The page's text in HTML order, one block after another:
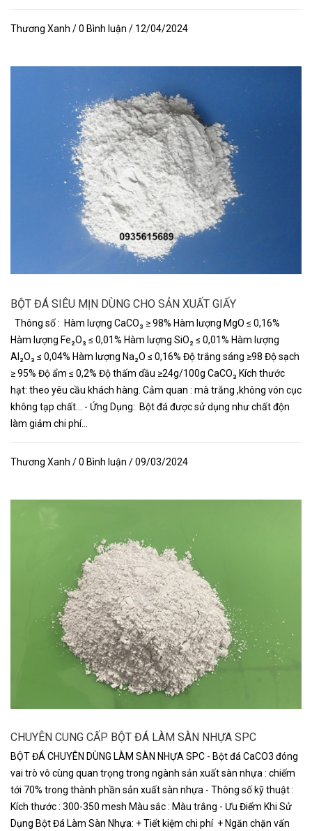
Thương Xanh / 0 Bình luận / 12/04/2024
BỘT ĐÁ SIÊU MỊN DÙNG CHO SẢN XUẤT GIẤY
Thông số : Hàm lượng CaCO₃ ≥ 98% Hàm lượng MgO ≤ 0,16%
Hàm lượng Fe₂O₃ ≤ 0,01% Hàm lượng SiO₂ ≤ 0,01% Hàm lượng
Al₂O₃ ≤ 0,04% Hàm lượng Na₂O ≤ 0,16% Độ trắng sáng ≥98 Độ sạch
≥ 95% Độ ẩm ≤ 0,2% Độ thấm dầu ≥24g/100g CaCO₃ Kích thước
hạt: theo yêu cầu khách hàng. Cảm quan : mà trắng ,không vón cục
không tạp chất... - Ứng Dụng: Bột đá được sử dụng như chất độn
làm giảm chi phí...
Thương Xanh / 0 Bình luận / 09/03/2024
CHUYÊN CUNG CẤP BỘT ĐÁ LÀM SÀN NHỰA SPC
BỘT ĐÁ CHUYÊN DÙNG LÀM SÀN NHỰA SPC - Bột đá CaCO3 đóng
vai trò vô cùng quan trọng trong ngành sản xuất sàn nhựa : chiếm
tới 70% trong thành phần sản xuất sàn nhựa - Thông số kỹ thuật :
Kích thước : 300-350 mesh Màu sắc : Màu trắng - Ưu Điểm Khi Sử
Dụng Bột Đá Làm Sàn Nhựa: + Tiết kiệm chi phí + Ngăn chặn vấn